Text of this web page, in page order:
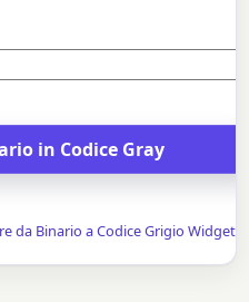
da Binario a Codice Grigio Widget